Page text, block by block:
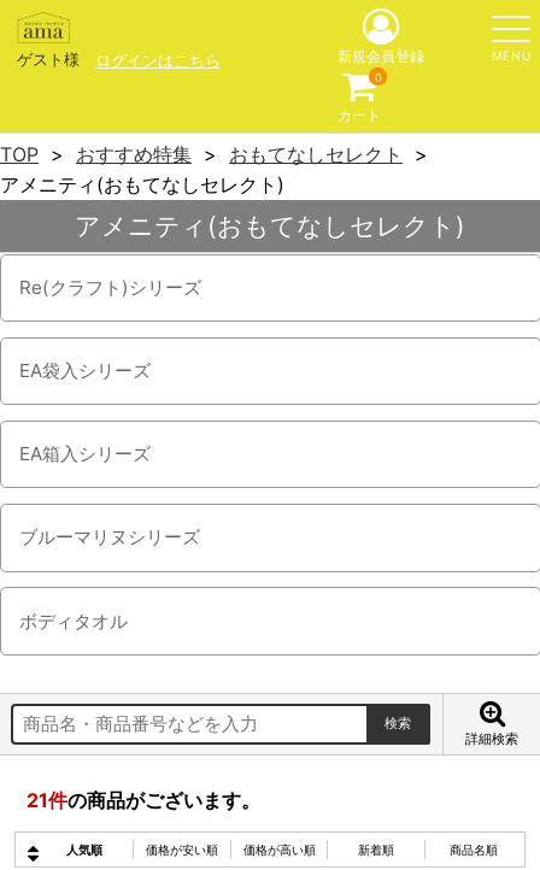
ゲスト様 ログインはこちら MENU
新規会員登録
カート
0
TOP おすすめ特集
おもてなしセレクト
アメニティ(おもてなしセレクト)
アメニティ(おもてなしセレクト)
Re(クラフト)シリーズ
EA袋入シリーズ
EA箱入シリーズ
ブルーマリヌシリーズ
ボディタオル
詳細検索
21件の商品がございます。
人気順 価格が安い順 価格が高い順 新着順 商品名順